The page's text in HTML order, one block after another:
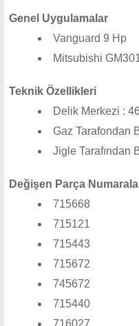
Genel Uygulamalar
Vanguard 9 Hp
Mitsubishi
Teknik Özellikleri
Delik Merkezi :
Gaz Tarafondan
Jigle Tarafından
Değişen Parça
715668
715121
715443
715672
745672
715440
716027